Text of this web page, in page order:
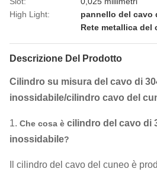
High Light:
pannello del cavo
Rete metallica del
Descrizione Del Prodotto
Cilindro su misura del cavo di
inossidabile/cilindro cavo del
1. Che cosa è cilindro del cavo di
inossidabile?
Il cilindro del cavo del cuneo è